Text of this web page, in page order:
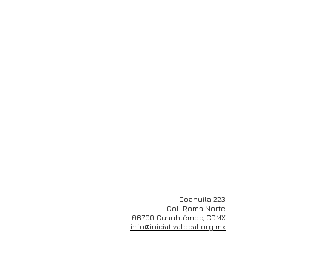
Coahuila 223
Col. Roma Norte
06700 Cuauhtémoc, CDMX
info@iniciativalocal.org.mx